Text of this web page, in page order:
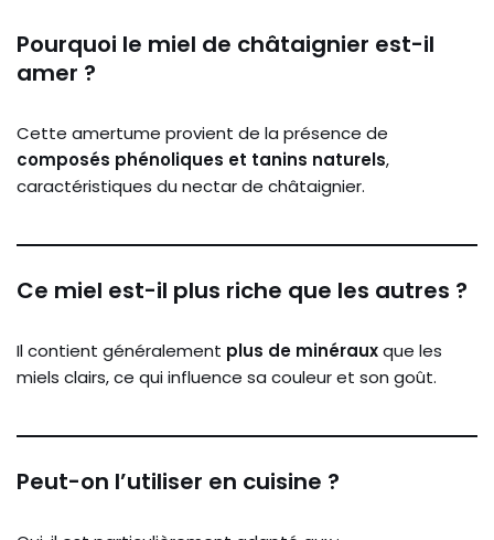
Pourquoi le miel de châtaignier est-il
amer ?
Cette amertume provient de la présence de
composés phénoliques et tanins naturels,
caractéristiques du nectar de châtaignier.
Ce miel est-il plus riche que les autres ?
Il contient généralement plus de minérauxque les
miels clairs, ce qui influence sa couleur et son goût.
Peut-on l’utiliser en cuisine ?